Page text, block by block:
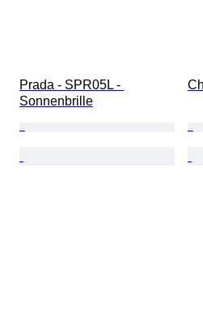
Prada - SPR05L -
Sonnenbrille